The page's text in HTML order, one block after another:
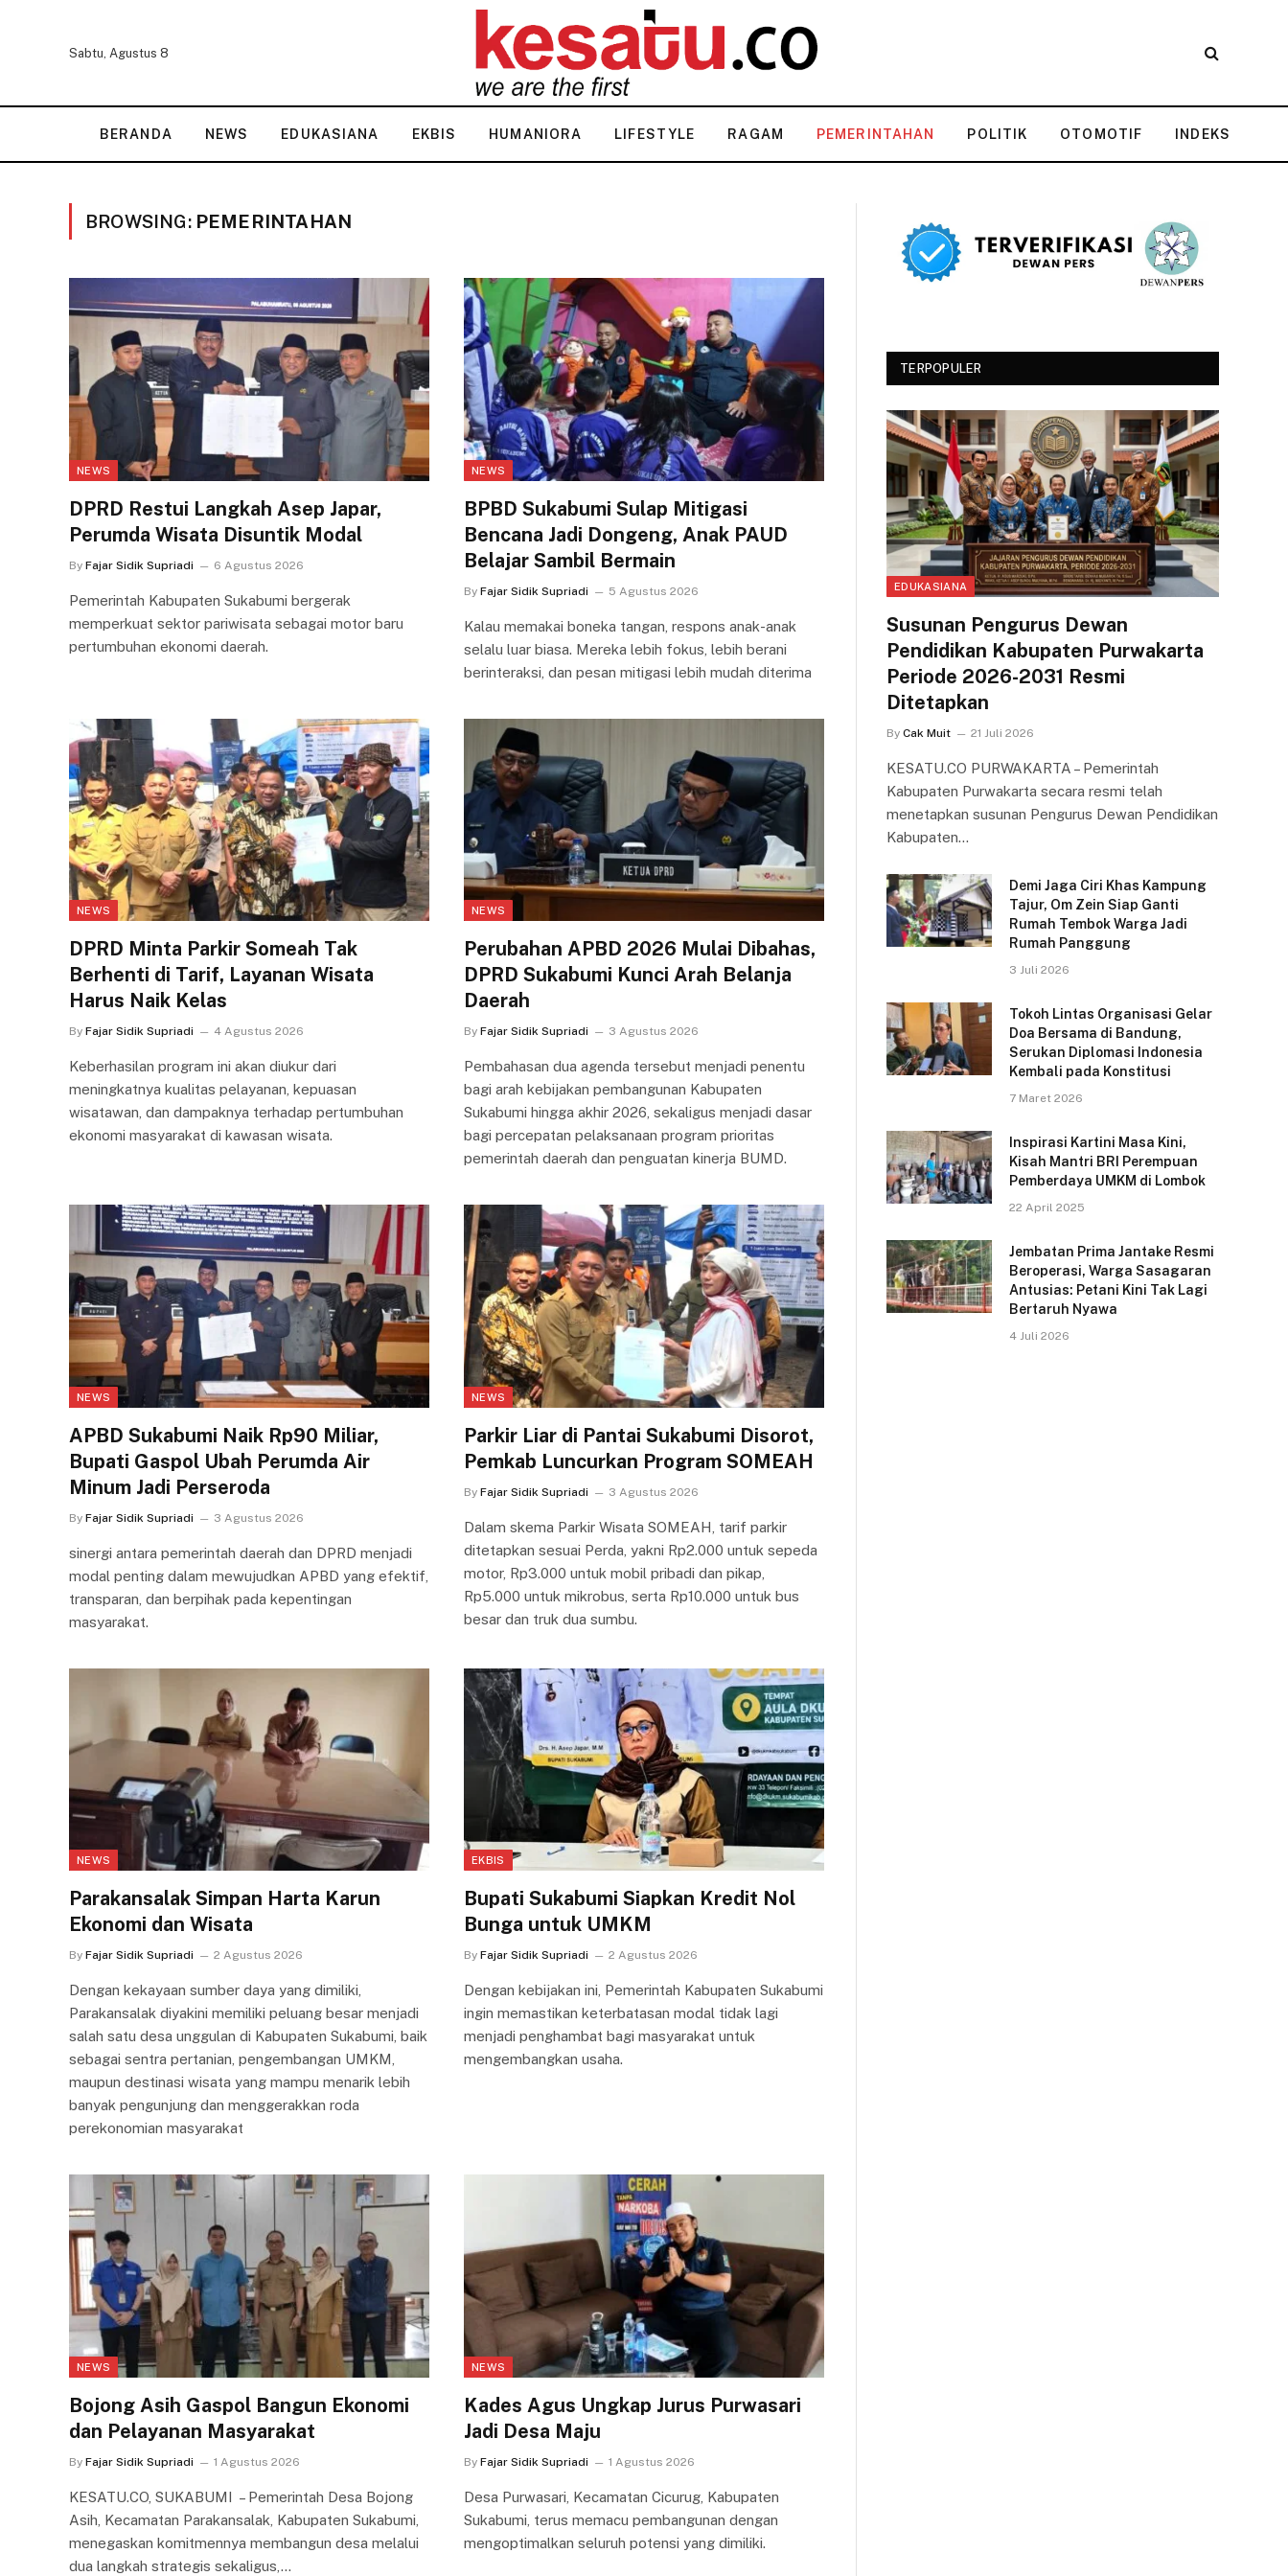
Sabtu, Agustus 8
BERANDA NEWS EDUKASIANA EKBIS HUMANIORA LIFESTYLE RAGAM PEMERINTAHAN POLITIK OTOMOTIF INDEKS
BROWSING: PEMERINTAHAN
NEWS
DPRD Restui Langkah Asep Japar,
Perumda Wisata Disuntik Modal
By Fajar Sidik Supriadi 6 Agustus 2026
Pemerintah Kabupaten Sukabumi bergerak
memperkuat sektor pariwisata sebagai motor baru
pertumbuhan ekonomi daerah.
NEWS
BPBD Sukabumi Sulap Mitigasi
Bencana Jadi Dongeng, Anak PAUD
Belajar Sambil Bermain
By Fajar Sidik Supriadi 5 Agustus 2026
Kalau memakai boneka tangan, respons anak-anak
selalu luar biasa. Mereka lebih fokus, lebih berani
berinteraksi, dan pesan mitigasi lebih mudah diterima
NEWS
DPRD Minta Parkir Someah Tak
Berhenti di Tarif, Layanan Wisata
Harus Naik Kelas
By Fajar Sidik Supriadi 4 Agustus 2026
Keberhasilan program ini akan diukur dari
meningkatnya kualitas pelayanan, kepuasan
wisatawan, dan dampaknya terhadap pertumbuhan
ekonomi masyarakat di kawasan wisata.
NEWS
Perubahan APBD 2026 Mulai Dibahas,
DPRD Sukabumi Kunci Arah Belanja
Daerah
By Fajar Sidik Supriadi 3 Agustus 2026
Pembahasan dua agenda tersebut menjadi penentu
bagi arah kebijakan pembangunan Kabupaten
Sukabumi hingga akhir 2026, sekaligus menjadi dasar
bagi percepatan pelaksanaan program prioritas
pemerintah daerah dan penguatan kinerja BUMD.
NEWS
APBD Sukabumi Naik Rp90 Miliar,
Bupati Gaspol Ubah Perumda Air
Minum Jadi Perseroda
By Fajar Sidik Supriadi 3 Agustus 2026
sinergi antara pemerintah daerah dan DPRD menjadi
modal penting dalam mewujudkan APBD yang efektif,
transparan, dan berpihak pada kepentingan
masyarakat.
NEWS
Parkir Liar di Pantai Sukabumi Disorot,
Pemkab Luncurkan Program SOMEAH
By Fajar Sidik Supriadi 3 Agustus 2026
Dalam skema Parkir Wisata SOMEAH, tarif parkir
ditetapkan sesuai Perda, yakni Rp2.000 untuk sepeda
motor, Rp3.000 untuk mobil pribadi dan pikap,
Rp5.000 untuk mikrobus, serta Rp10.000 untuk bus
besar dan truk dua sumbu.
NEWS
Parakansalak Simpan Harta Karun
Ekonomi dan Wisata
By Fajar Sidik Supriadi 2 Agustus 2026
Dengan kekayaan sumber daya yang dimiliki,
Parakansalak diyakini memiliki peluang besar menjadi
salah satu desa unggulan di Kabupaten Sukabumi, baik
sebagai sentra pertanian, pengembangan UMKM,
maupun destinasi wisata yang mampu menarik lebih
banyak pengunjung dan menggerakkan roda
perekonomian masyarakat
EKBIS
Bupati Sukabumi Siapkan Kredit Nol
Bunga untuk UMKM
By Fajar Sidik Supriadi 2 Agustus 2026
Dengan kebijakan ini, Pemerintah Kabupaten Sukabumi
ingin memastikan keterbatasan modal tidak lagi
menjadi penghambat bagi masyarakat untuk
mengembangkan usaha.
NEWS
Bojong Asih Gaspol Bangun Ekonomi
dan Pelayanan Masyarakat
By Fajar Sidik Supriadi 1 Agustus 2026
KESATU.CO, SUKABUMI – Pemerintah Desa Bojong
Asih, Kecamatan Parakansalak, Kabupaten Sukabumi,
menegaskan komitmennya membangun desa melalui
dua langkah strategis sekaligus,…
NEWS
Kades Agus Ungkap Jurus Purwasari
Jadi Desa Maju
By Fajar Sidik Supriadi 1 Agustus 2026
Desa Purwasari, Kecamatan Cicurug, Kabupaten
Sukabumi, terus memacu pembangunan dengan
mengoptimalkan seluruh potensi yang dimiliki.
TERPOPULER
EDUKASIANA
Susunan Pengurus Dewan
Pendidikan Kabupaten Purwakarta
Periode 2026-2031 Resmi
Ditetapkan
By Cak Muit 21 Juli 2026
KESATU.CO PURWAKARTA – Pemerintah
Kabupaten Purwakarta secara resmi telah
menetapkan susunan Pengurus Dewan Pendidikan
Kabupaten…
Demi Jaga Ciri Khas Kampung
Tajur, Om Zein Siap Ganti
Rumah Tembok Warga Jadi
Rumah Panggung
3 Juli 2026
Tokoh Lintas Organisasi Gelar
Doa Bersama di Bandung,
Serukan Diplomasi Indonesia
Kembali pada Konstitusi
7 Maret 2026
Inspirasi Kartini Masa Kini,
Kisah Mantri BRI Perempuan
Pemberdaya UMKM di Lombok
22 April 2025
Jembatan Prima Jantake Resmi
Beroperasi, Warga Sasagaran
Antusias: Petani Kini Tak Lagi
Bertaruh Nyawa
4 Juli 2026